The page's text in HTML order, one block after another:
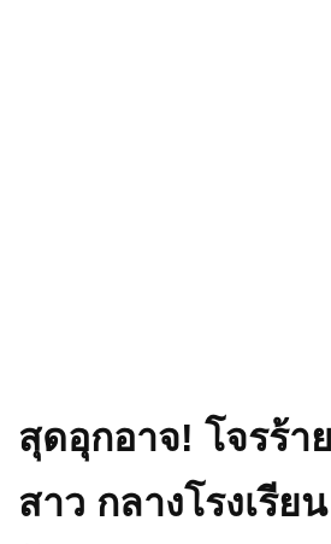
สุดอุกอาจ! โจรร้า
สาว กลางโรงเรีย